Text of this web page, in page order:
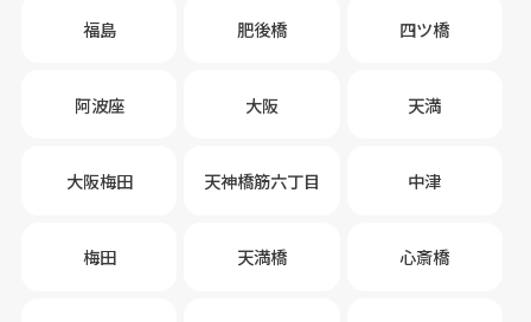
福島 肥後橋 四ツ橋
阿波座 大阪 天満
大阪梅田 天神橋筋六丁目 中津
梅田 天満橋 心斎橋